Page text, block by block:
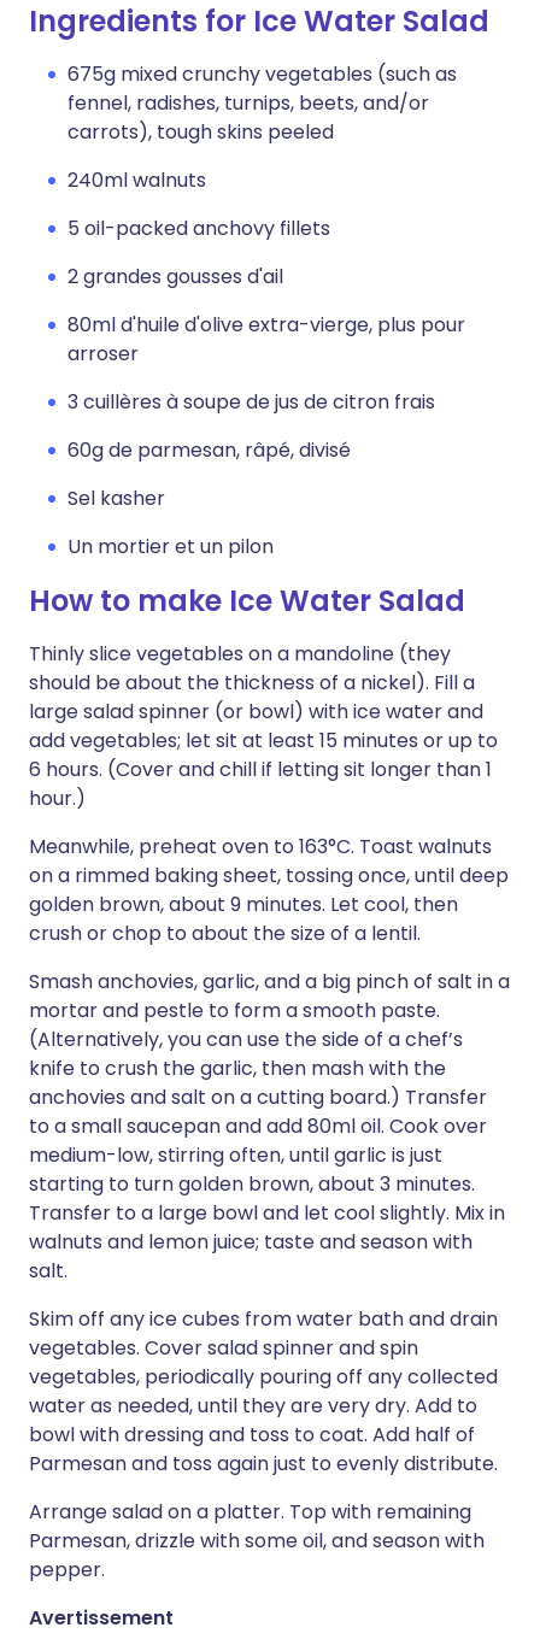
Ingredients for Ice Water Salad
675g mixed crunchy vegetables (such as
fennel, radishes, turnips, beets, and/or
carrots), tough skins peeled
240ml walnuts
5 oil-packed anchovy fillets
2 grandes gousses d'ail
80ml d'huile d'olive extra-vierge, plus pour
arroser
3 cuillères à soupe de jus de citron frais
60g de parmesan, râpé, divisé
Sel kasher
Un mortier et un pilon
How to make Ice Water Salad
Thinly slice vegetables on a mandoline (they
should be about the thickness of a nickel). Fill a
large salad spinner (or bowl) with ice water and
add vegetables; let sit at least 15 minutes or up to
6 hours. (Cover and chill if letting sit longer than 1
hour.)
Meanwhile, preheat oven to 163°C. Toast walnuts
on a rimmed baking sheet, tossing once, until deep
golden brown, about 9 minutes. Let cool, then
crush or chop to about the size of a lentil.
Smash anchovies, garlic, and a big pinch of salt in a
mortar and pestle to form a smooth paste.
(Alternatively, you can use the side of a chef’s
knife to crush the garlic, then mash with the
anchovies and salt on a cutting board.) Transfer
to a small saucepan and add 80ml oil. Cook over
medium-low, stirring often, until garlic is just
starting to turn golden brown, about 3 minutes.
Transfer to a large bowl and let cool slightly. Mix in
walnuts and lemon juice; taste and season with
salt.
Skim off any ice cubes from water bath and drain
vegetables. Cover salad spinner and spin
vegetables, periodically pouring off any collected
water as needed, until they are very dry. Add to
bowl with dressing and toss to coat. Add half of
Parmesan and toss again just to evenly distribute.
Arrange salad on a platter. Top with remaining
Parmesan, drizzle with some oil, and season with
pepper.
Avertissement